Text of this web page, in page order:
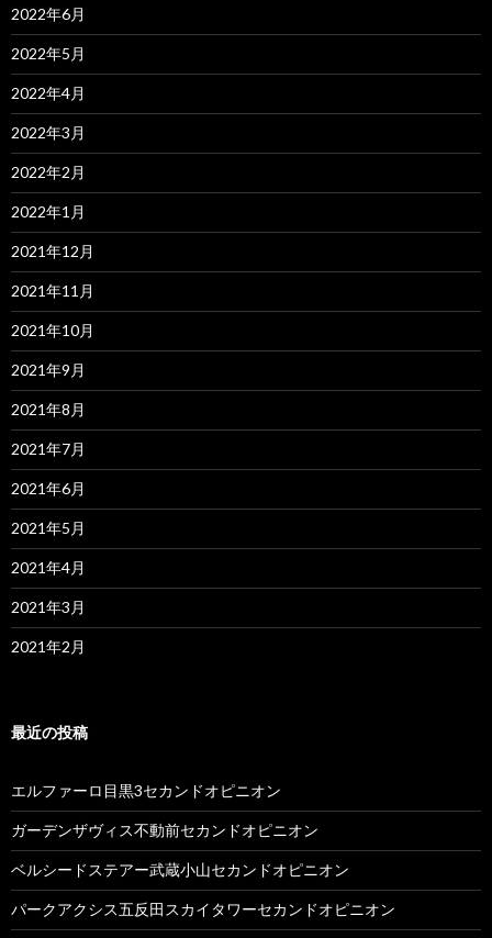
2022年6月
2022年5月
2022年4月
2022年3月
2022年2月
2022年1月
2021年12月
2021年11月
2021年10月
2021年9月
2021年8月
2021年7月
2021年6月
2021年5月
2021年4月
2021年3月
2021年2月
最近の投稿
エルファーロ目黒3セカンドオピニオン
ガーデンザヴィス不動前セカンドオピニオン
ベルシードステアー武蔵小山セカンドオピニオン
パークアクシス五反田スカイタワーセカンドオピニオン